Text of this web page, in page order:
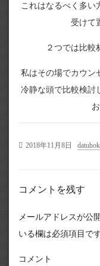
これはなるべく多い
受けて
２つでは比較
私はその場でカウン
冷静な頭で比較検討
2018年11月8日
コメントを残す
メールアドレスが公
いる欄は必須項目で
コメント